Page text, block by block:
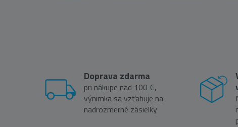
Doprava zdarma
pri nákupe nad 100 €,
výnimka sa vzťahuje na
nadrozmerné zásielky